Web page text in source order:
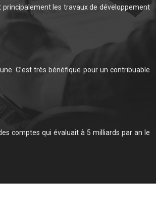
les travaux de développement
C’est très bénéfique pour un contribuable
comptes qui évaluait à 5 milliards par an le